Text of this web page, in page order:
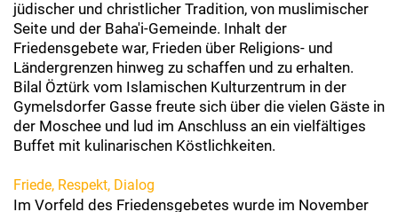
jüdischer und christlicher Tradition, von muslimischer
Seite und der Baha'i-Gemeinde. Inhalt der
Friedensgebete war, Frieden über Religions- und
Ländergrenzen hinweg zu schaffen und zu erhalten.
Bilal Öztürk vom Islamischen Kulturzentrum in der
Gymelsdorfer Gasse freute sich über die vielen Gäste in
der Moschee und lud im Anschluss an ein vielfältiges
Buffet mit kulinarischen Köstlichkeiten.
Friede, Respekt, Dialog
Im Vorfeld des Friedensgebetes wurde im November